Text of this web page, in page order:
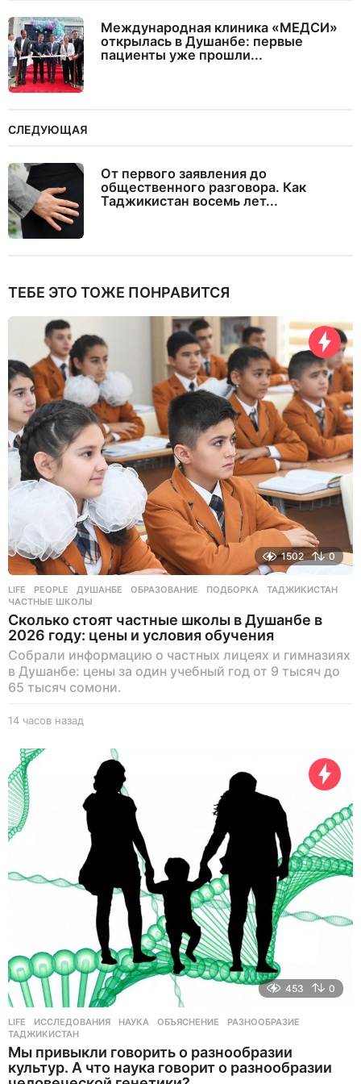
Международная клиника «МЕДСИ»
открылась в Душанбе: первые
пациенты уже прошли...
СЛЕДУЮЩАЯ
От первого заявления до
общественного разговора. Как
Таджикистан восемь лет...
ТЕБЕ ЭТО ТОЖЕ ПОНРАВИТСЯ
1502 0
LIFE ,PEOPLE ДУШАНБЕ ,ОБРАЗОВАНИЕ ,ПОДБОРКА ,ТАДЖИКИСТАН
ЧАСТНЫЕ ШКОЛЫ
Сколько стоят частные школы в Душанбе в
2026 году: цены и условия обучения
Собрали информацию о частных лицеях и гимназиях
в Душанбе: цены за один учебный год от 9 тысяч до
65 тысяч сомони.
14 часов назад
о
в
н
з
д
453 0
LIFE ИССЛЕДОВАНИЯ ,НАУКА ,ОБЪЯСНЕНИЕ ,РАЗНООБРАЗИЕ
ТАДЖИКИСТАН
Мы привыкли говорить о разнообразии
культур. А что наука говорит о разнообразии